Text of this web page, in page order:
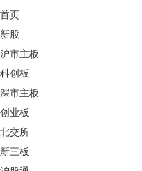
首页
新股
沪市主板
科创板
深市主板
创业板
北交所
新三板